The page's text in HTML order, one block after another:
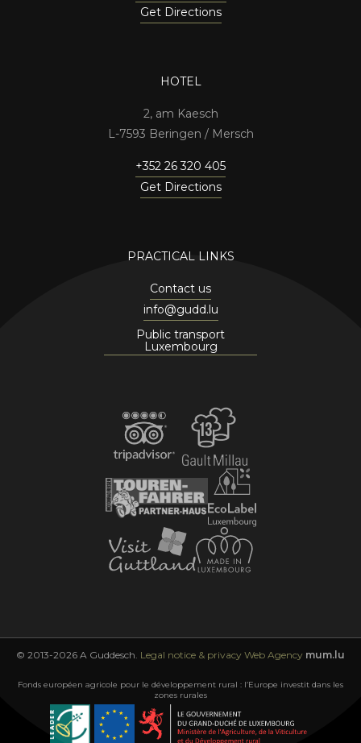
Get Directions
HOTEL
2, am Kaesch
7593 Beringen / Mersch
+352 26 320 405
Get Directions
PRACTICAL LINKS
Contact us
info@gudd.lu
Public transport
Luxembourg
Fonds européen agricole pour le développement rural : l’Europe investit dans les
zones rurales
© 2013-2026 A Guddesch. Legal notice & privacy Web Agency mum.lu